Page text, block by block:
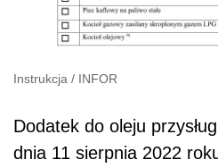
Instrukcja / INFOR
Dodatek do oleju
dnia 11 sierpnia 2022